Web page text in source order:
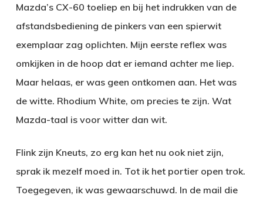
Mazda’s CX-60 toeliep en bij het indrukken van de
afstandsbediening de pinkers van een spierwit
exemplaar zag oplichten. Mijn eerste reflex was
omkijken in de hoop dat er iemand achter me liep.
Maar helaas, er was geen ontkomen aan. Het was
de witte. Rhodium White, om precies te zijn. Wat
Mazda-taal is voor witter dan wit.
Flink zijn Kneuts, zo erg kan het nu ook niet zijn,
sprak ik mezelf moed in. Tot ik het portier open trok.
Toegegeven, ik was gewaarschuwd. In de mail die